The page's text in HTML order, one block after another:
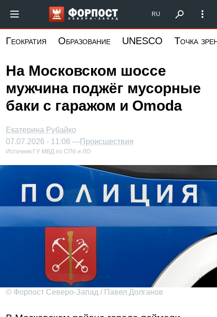
основному
Форпост Северо-Запад
RU
Геократия Образование UNESCO Точка
На Московском шоссе
мужчина поджёг мусорные
баки с гаражом и Omoda
Екатерина Рубайко
07.07.2026 - 11:08 —Происшествия
Источник: ГУ МВД по СПб и ЛО
© Форпост Северо-Запад / Павел Долганов